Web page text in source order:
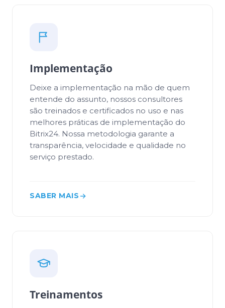
Implementação
Deixe a implementação na mão de quem
entende do assunto, nossos consultores
são treinados e certificados no uso e nas
melhores práticas de implementação do
Bitrix24. Nossa metodologia garante a
transparência, velocidade e qualidade no
serviço prestado.
SABER MAIS
Treinamentos